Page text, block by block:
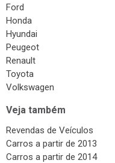
Ford
Honda
Hyundai
Peugeot
Renault
Toyota
Volkswagen
Veja também
Revendas de Veículos
Carros a partir de 2013
Carros a partir de 2014